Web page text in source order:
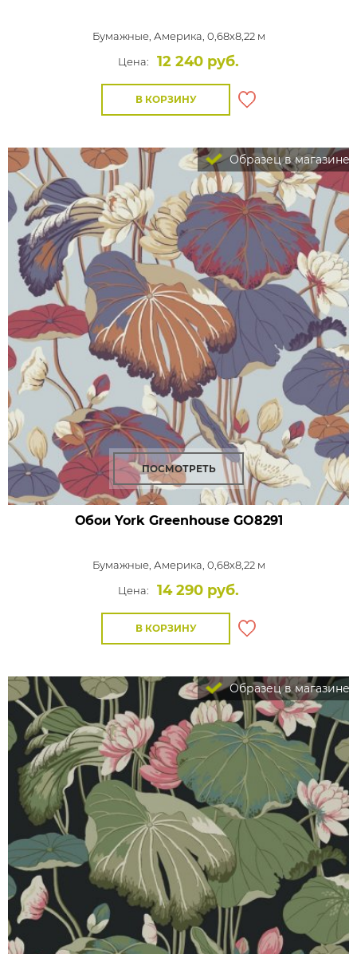
Бумажные, Америка, 0,68x8,22 м
Цена:
12 240 руб.
В КОРЗИНУ
Образец в магазине
ПОСМОТРЕТЬ
Обои York GreenhouseGO8291
Бумажные, Америка, 0,68x8,22 м
Цена:
14 290 руб.
В КОРЗИНУ
Образец в магазине